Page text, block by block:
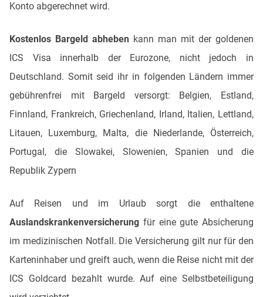
Konto abgerechnet wird.
Kostenlos Bargeld abheben kann man mit der goldenen
ICS Visa innerhalb der Eurozone, nicht jedoch in
Deutschland. Somit seid ihr in folgenden Ländern immer
gebührenfrei mit Bargeld versorgt: Belgien, Estland,
Finnland, Frankreich, Griechenland, Irland, Italien, Lettland,
Litauen, Luxemburg, Malta, die Niederlande, Österreich,
Portugal, die Slowakei, Slowenien, Spanien und die
Republik Zypern
Auf Reisen und im Urlaub sorgt die enthaltene
Auslandskrankenversicherung für eine gute Absicherung
im medizinischen Notfall. Die Versicherung gilt nur für den
Karteninhaber und greift auch, wenn die Reise nicht mit der
ICS Goldcard bezahlt wurde. Auf eine Selbstbeteiligung